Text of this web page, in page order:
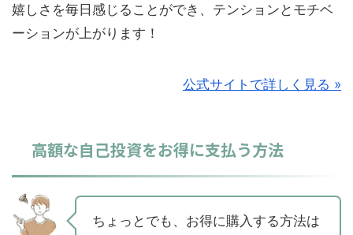
嬉しさを毎日感じることができ、テンションとモチベ
ーションが上がります！
公式サイトで詳しく見る »
高額な自己投資をお得に支払う方法
ちょっとでも、お得に購入する方法は